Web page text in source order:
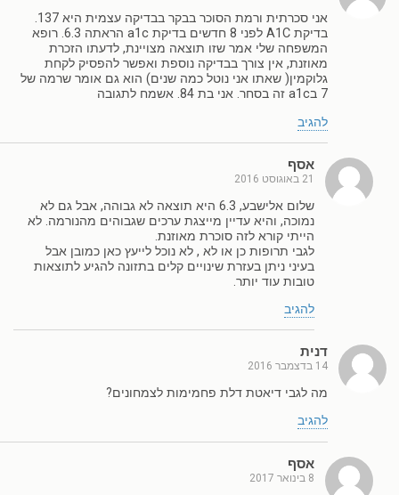
אני סכרתית ורמת הסוכר בבקר בבדיקה עצמית היא 137.
בדיקת A1C לפני 8 חדשים בדיקת a1c הראתה 6.3. רופא
המשפחה שלי אמר שזו תוצאה מצויינת, לדעתו הזכרת
מאוזנת, אין צורך בבדיקה נוספת ואפשר להפסיק לקחת
גלוקמין( שאתו אני נוטל כמה שנים) הוא גם אומר שרמה של
7 בa1c זה בסחר. אני בת 84. אשמח לתגובה
להגיב
אסף
21 באוגוסט 2016
שלום אלישבע, 6.3 היא תוצאה לא גבוהה, אבל גם לא
נמוכה, והיא עדיין מייצגת ערכים שגבוהים מהנורמה. לא
הייתי קורא לזה סוכרת מאוזנת.
לגבי תרופות כן או לא , לא נוכל לייעץ כאן כמובן אבל
בעיני ניתן בעזרת שינויים קלים בתזונה להגיע לתוצאות
טובות עוד יותר.
להגיב
דנית
14 בדצמבר 2016
מה לגבי דיאטת דלת פחמימות לצמחונים?
להגיב
אסף
8 בינואר 2017